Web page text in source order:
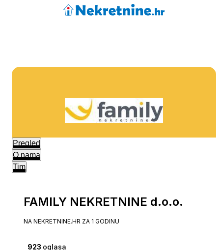
Pregled
O nama
Tim
FAMILY NEKRETNINE d.o.o.
NA NEKRETNINE.HR ZA 1 GODINU
923 oglasa